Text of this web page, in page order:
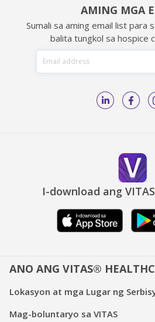
AMING MGA
Sumali sa aming email list para
balita tungkol sa hospice
I-download ang
ANO ANG VITAS®
Lokasyon at mga Lugar ng
Mag-boluntaryo sa VITAS